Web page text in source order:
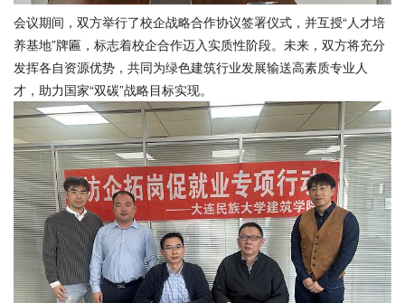
会议期间，双方举行了校企战略合作协议签署仪式，并互授“人才培
养基地”牌匾，标志着校企合作迈入实质性阶段。未来，双方将充分
发挥各自资源优势，共同为绿色建筑行业发展输送高素质专业人
才，助力国家“双碳”战略目标实现。